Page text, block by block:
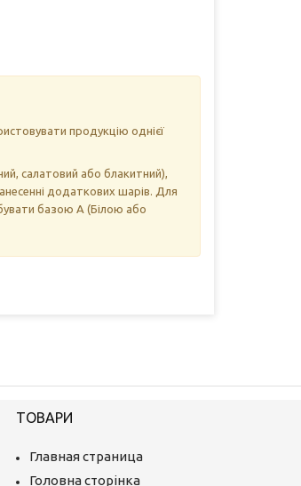
продукцію однієї
салатовий або блакитний),
додаткових шарів. Для
базою А (Білою або
ТОВАРИ
Главная страница
Головна сторінка